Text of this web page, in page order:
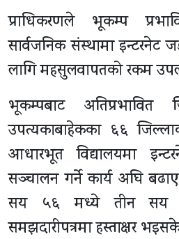
प्राधिकरणले भूकम्प
सार्वजनिक संस्थामा इन्टरनेट
लागि महसुलवापतको रकम
भूकम्पबाट अतिप्रभावित
उपत्यकाबाहेकका ६६
आधारभूत विद्यालयमा
सञ्चालन गर्ने कार्य अघि
सय ५६ मध्ये तीन सय
समझदारीपत्रमा हस्ताक्षर